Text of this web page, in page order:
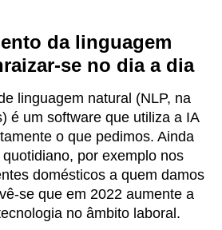
da linguagem
se no dia a dia
linguagem natural (NLP, na
é um software que utiliza a IA
o que pedimos. Ainda
por exemplo nos
domésticos a quem damos
se que em 2022 aumente a
no âmbito laboral.